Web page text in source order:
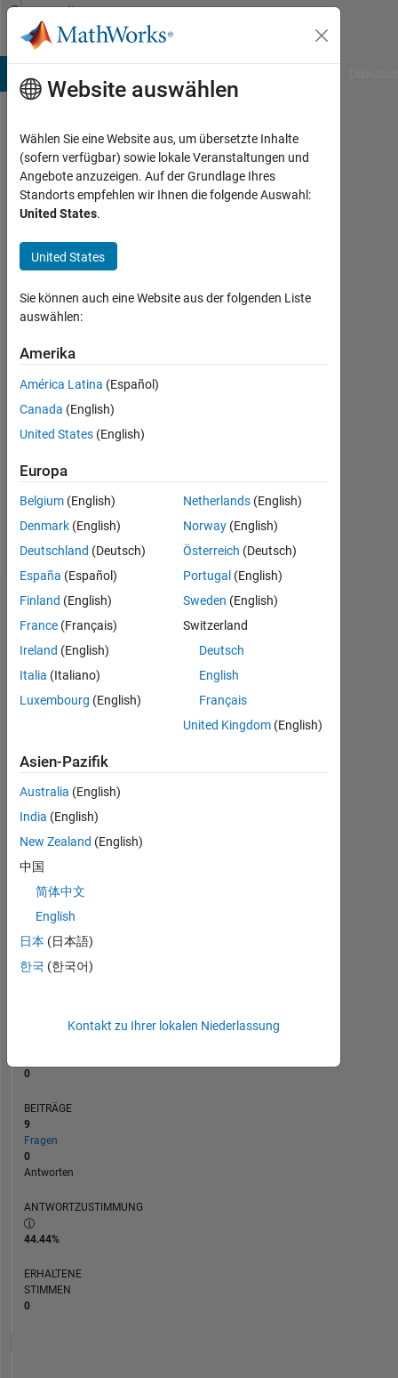
Weiter zum Inhalt
Community
Profile
Liam
Sullivan
Last
fast 4
Jahre
vor
seit
2020
Followers:
0
Follow
Dashboard
Statistik
MATLAB Answers
BEITRÄGE
4
01/20
10/20
07/21
04/22
01/23
10/23
07/24
04/25
01/26
11/20
09/21
07/22
05/23
03/24
01/25
11/25
RANG
0
BEITRÄGE
9
Fragen
0
Antworten
ANTWORTZUSTIMMUNG
44.44%
ERHALTENE
STIMMEN
0
Website auswählen
Wählen Sie eine Website aus, um übersetzte Inhalte
(sofern verfügbar) sowie lokale Veranstaltungen und
Angebote anzuzeigen. Auf der Grundlage Ihres
Standorts empfehlen wir Ihnen die folgende Auswahl:
United States.
United States
Sie können auch eine Website aus der folgenden Liste
auswählen:
Amerika
América Latina (Español)
Canada (English)
United States (English)
Europa
Belgium (English)
Denmark (English)
Deutschland (Deutsch)
España (Español)
Finland (English)
France (Français)
Ireland (English)
Italia (Italiano)
Luxembourg (English)
Netherlands (English)
Norway (English)
Österreich (Deutsch)
Portugal (English)
Sweden (English)
Switzerland
Deutsch
English
Français
United Kingdom (English)
Asien-Pazifik
Australia (English)
India (English)
New Zealand (English)
中国
简体中文
English
日本 (日本語)
한국 (한국어)
Kontakt zu Ihrer lokalen Niederlassung